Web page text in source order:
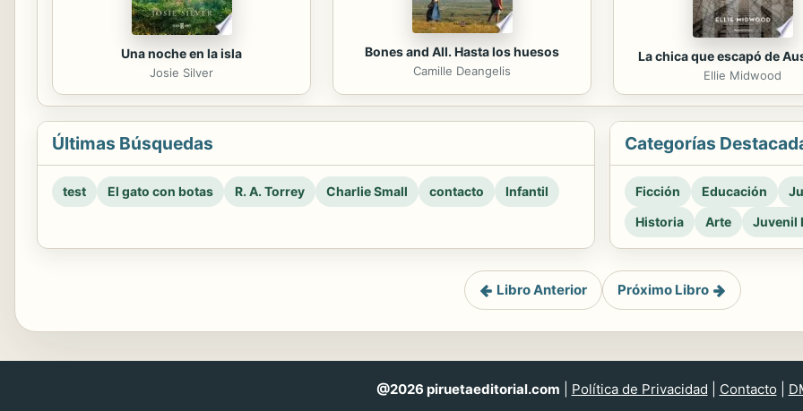
Una noche en la isla
Josie Silver
Bones and All. Hasta los huesos
Camille Deangelis
La chica que escapó de
Ellie Midwood
Últimas Búsquedas
test El gato con botas R. A. Torrey Charlie Small contacto Infantil
Categorías
Ficción Educación
Historia
Arte Juvenil
Libro Anterior Próximo Libro
@2026 piruetaeditorial.com Política de Privacidad Contacto